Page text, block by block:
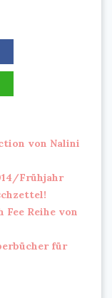
von Nalini
Frühjahr
Reihe von
für